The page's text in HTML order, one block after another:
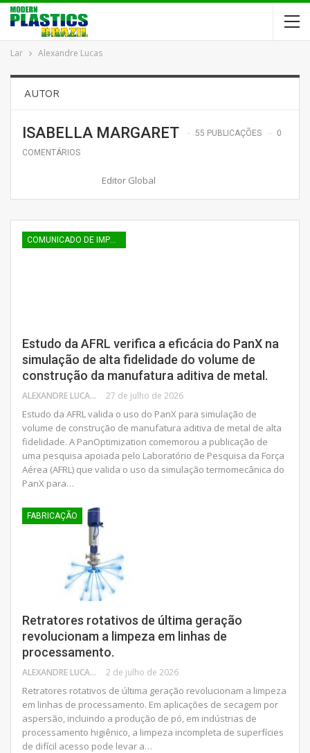
Lar Alexandre Lucas
AUTOR
ISABELLA MARGARET 55 PUBLICAÇÕES
0
COMENTÁRIOS
Editor Global
COMUNICADO DE IMPRENSA
Estudo da AFRL verifica a eficácia do PanX na
simulação de alta fidelidade do volume de
construção da manufatura aditiva de metal.
ALEXANDRE LUCAS 27 de julho de 2026
Estudo da AFRL valida o uso do PanX para simulação de
volume de construção de manufatura aditiva de metal de alta
fidelidade. A PanOptimization comemorou a publicação de
uma pesquisa apoiada pelo Laboratório de Pesquisa da Força
Aérea (AFRL) que valida o uso da simulação termomecânica do
PanX para…
FABRICAÇÃO
Retratores rotativos de última geração
revolucionam a limpeza em linhas de
processamento.
ALEXANDRE LUCAS 2 de julho de 2026
Retratores rotativos de última geração revolucionam a limpeza
em linhas de processamento. Em aplicações de secagem por
aspersão, incluindo a produção de pó, em indústrias de
processamento higiênico, a limpeza incompleta de superfícies
de difícil acesso pode levar a…